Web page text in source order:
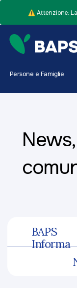
⚠️ Attenzione: La
Persone e Famiglie
BAPS
Informa